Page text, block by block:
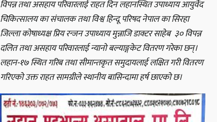
विपन्न तथा असहाय परिवारलाई राहत दिन लहानस्थित उपाध्याय आयुर्वेद
चिकित्सालय का संचालक तथा विश्व हिन्दू परिषद नेपाल का सिरहा
जिल्ला कोषाध्यक्ष प्रिय रन्जन उपाध्याय मुन्नाजि डाक्टर साहेब ३० विपन्न
दलित तथा असहाय परिवारलाई न्यानो बल्याङ्गकेट वितरण गरेका छन्।
लहान-१७ स्थित गरिब तथा सीमान्तकृत समुदायलाई लक्षित गरी वितरण
गरिएको उक्त राहत सामग्रीले स्थानीय बासिन्दामा हर्ष छाएको छ।